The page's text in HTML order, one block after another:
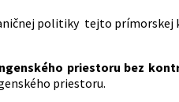
politiky tejto prímorskej
priestoru bez
priestoru.